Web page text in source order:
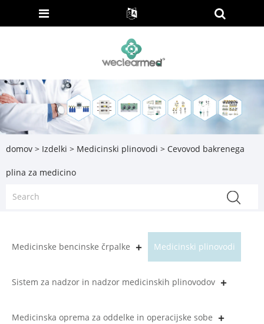
domov > Izdelki > Medicinski plinovodi > Cevovod bakrenega
plina za medicino
Medicinske bencinske črpalke Medicinski plinovodi
Sistem za nadzor in nadzor medicinskih plinovodov
Medicinska oprema za oddelke in operacijske sobe